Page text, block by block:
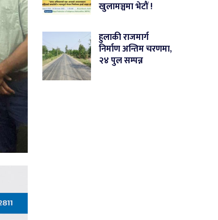
खुलामञ्चमा भेटौं !
हुलाकी राजमार्ग
निर्माण अन्तिम चरणमा,
२४ पुल सम्पन्न